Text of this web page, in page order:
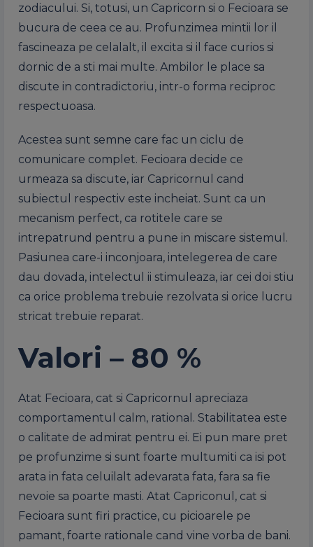
zodiacului. Si, totusi, un Capricorn si o Fecioara se
bucura de ceea ce au. Profunzimea mintii lor il
fascineaza pe celalalt, il excita si il face curios si
dornic de a sti mai multe. Ambilor le place sa
discute in contradictoriu, intr-o forma reciproc
respectuoasa.
Acestea sunt semne care fac un ciclu de
comunicare complet. Fecioara decide ce
urmeaza sa discute, iar Capricornul cand
subiectul respectiv este incheiat. Sunt ca un
mecanism perfect, ca rotitele care se
intrepatrund pentru a pune in miscare sistemul.
Pasiunea care-i inconjoara, intelegerea de care
dau dovada, intelectul ii stimuleaza, iar cei doi stiu
ca orice problema trebuie rezolvata si orice lucru
stricat trebuie reparat.
Valori – 80 %
Atat Fecioara, cat si Capricornul apreciaza
comportamentul calm, rational. Stabilitatea este
o calitate de admirat pentru ei. Ei pun mare pret
pe profunzime si sunt foarte multumiti ca isi pot
arata in fata celuilalt adevarata fata, fara sa fie
nevoie sa poarte masti. Atat Capriconul, cat si
Fecioara sunt firi practice, cu picioarele pe
pamant, foarte rationale cand vine vorba de bani.